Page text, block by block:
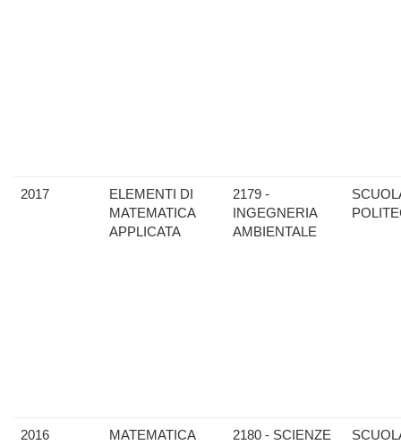
2017
ELEMENTI DI
MATEMATICA
APPLICATA
2179 -
INGEGNERIA
AMBIENTALE
2016 MATEMATICA
2180 - SCIENZE